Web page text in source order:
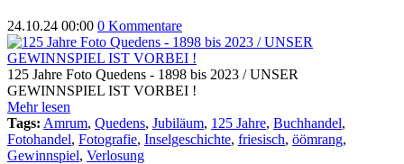
24.10.24 00:00 0 Kommentare
125 Jahre Foto Quedens - 1898 bis 2023 / UNSER
GEWINNSPIEL IST VORBEI !
Mehr lesen
Tags: Amrum, Quedens, Jubiläum, 125 Jahre, Buchhandel,
Fotohandel, Fotografie, Inselgeschichte, friesisch, öömrang,
Gewinnspiel, Verlosung